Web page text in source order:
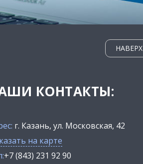
НАВЕРХ
КОНТАКТЫ:
г. Казань, ул. Московская, 42
на карте
+7 (843) 231 92 90